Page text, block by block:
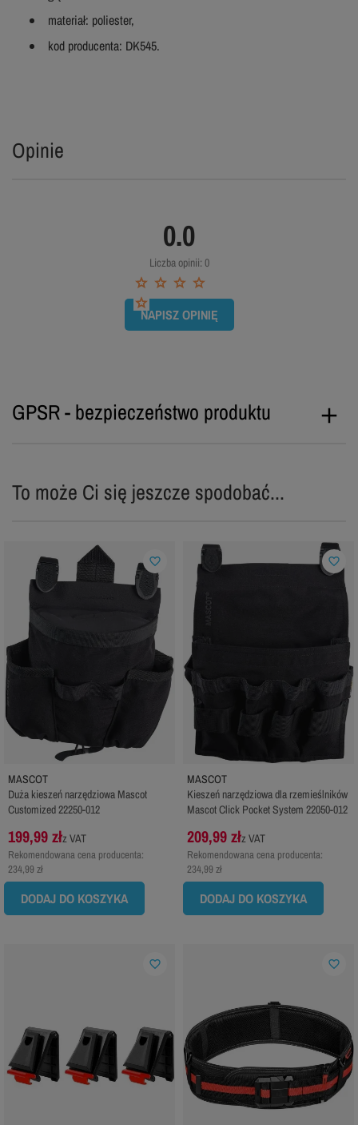
materiał: poliester,
kod producenta: DK545.
Opinie
0.0
Liczba opinii: 0
NAPISZ OPINIĘ
GPSR - bezpieczeństwo produktu
To może Ci się jeszcze spodobać...
MASCOT
Duża kieszeń narzędziowa Mascot
Customized 22250-012
199,99 złz VAT
Rekomendowana cena producenta:
234,99 zł
DODAJ DO KOSZYKA
favorite_border
MASCOT
Kieszeń narzędziowa dla rzemieślników
Mascot Click Pocket System 22050-012
209,99 złz VAT
Rekomendowana cena producenta:
234,99 zł
DODAJ DO KOSZYKA
favorite_border
favorite_border favorite_border